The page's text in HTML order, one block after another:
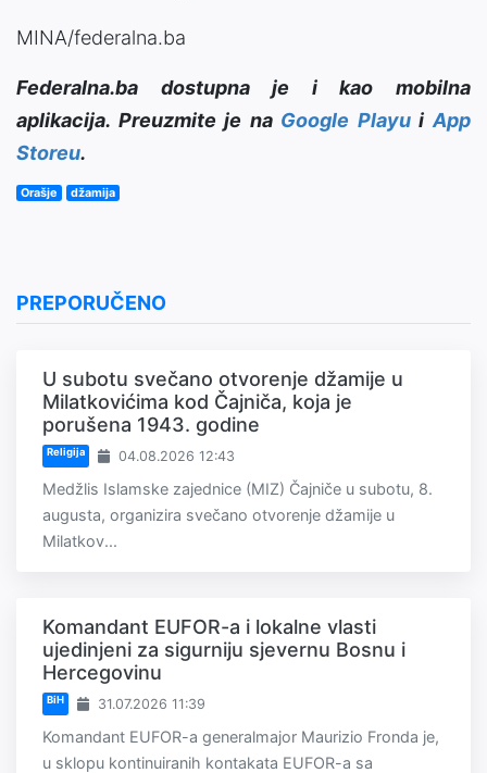
MINA/federalna.ba
Federalna.ba dostupna je i kao mobilna
aplikacija. Preuzmite je na Google PlayuiApp
Storeu.
Orašje džamija
PREPORUČENO
U subotu svečano otvorenje džamije u
Milatkovićima kod Čajniča, koja je
porušena 1943. godine
Religija 04.08.2026 12:43
Medžlis Islamske zajednice (MIZ) Čajniče u subotu, 8.
augusta, organizira svečano otvorenje džamije u
Milatkov...
Komandant EUFOR-a i lokalne vlasti
ujedinjeni za sigurniju sjevernu Bosnu i
Hercegovinu
BiH 31.07.2026 11:39
Komandant EUFOR-a generalmajor Maurizio Fronda je,
u sklopu kontinuiranih kontakata EUFOR-a sa